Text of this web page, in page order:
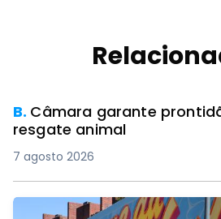
B. Câmara garante
resgate animal
7 agosto 2026